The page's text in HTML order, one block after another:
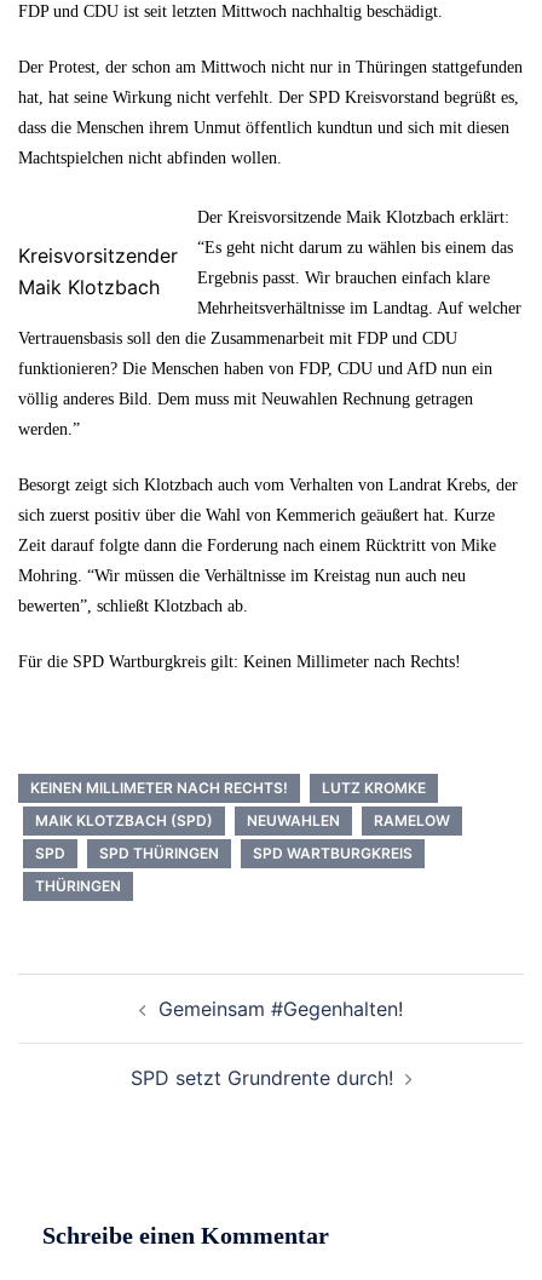
FDP und CDU ist seit letzten Mittwoch nachhaltig beschädigt.
Der Protest, der schon am Mittwoch nicht nur in Thüringen stattgefunden
hat, hat seine Wirkung nicht verfehlt. Der SPD Kreisvorstand begrüßt es,
dass die Menschen ihrem Unmut öffentlich kundtun und sich mit diesen
Machtspielchen nicht abfinden wollen.
Kreisvorsitzender
Maik Klotzbach
Der Kreisvorsitzende Maik Klotzbach erklärt:
“Es geht nicht darum zu wählen bis einem das
Ergebnis passt. Wir brauchen einfach klare
Mehrheitsverhältnisse im Landtag. Auf welcher
Vertrauensbasis soll den die Zusammenarbeit mit FDP und CDU
funktionieren? Die Menschen haben von FDP, CDU und AfD nun ein
völlig anderes Bild. Dem muss mit Neuwahlen Rechnung getragen
werden.”
Besorgt zeigt sich Klotzbach auch vom Verhalten von Landrat Krebs, der
sich zuerst positiv über die Wahl von Kemmerich geäußert hat. Kurze
Zeit darauf folgte dann die Forderung nach einem Rücktritt von Mike
Mohring. “Wir müssen die Verhältnisse im Kreistag nun auch neu
bewerten”, schließt Klotzbach ab.
Für die SPD Wartburgkreis gilt: Keinen Millimeter nach Rechts!
KEINEN MILLIMETER NACH RECHTS!
LUTZ KROMKE
MAIK KLOTZBACH (SPD)
NEUWAHLEN
RAMELOW
SPD
SPD THÜRINGEN
SPD WARTBURGKREIS
THÜRINGEN
Navigation Gemeinsam #Gegenhalten!
SPD setzt Grundrente durch!
Schreibe einen Kommentar